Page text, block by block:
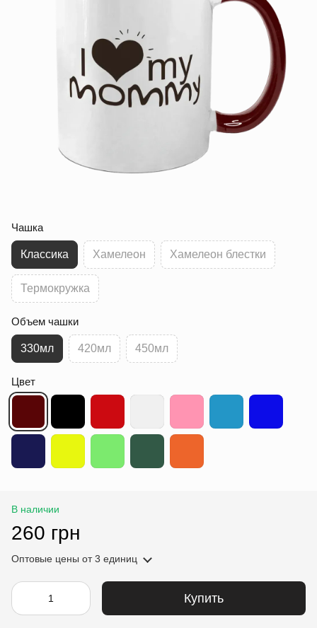
Чашка
Классика Хамелеон Хамелеон блестки
Термокружка
Объем чашки
330мл 420мл 450мл
Цвет
В наличии
260 грн
Оптовые цены от 3 единиц
Купить